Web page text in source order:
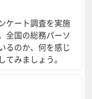
ケート調査を実施
全国の総務パーソ
るのか、何を感じ
みましょう。